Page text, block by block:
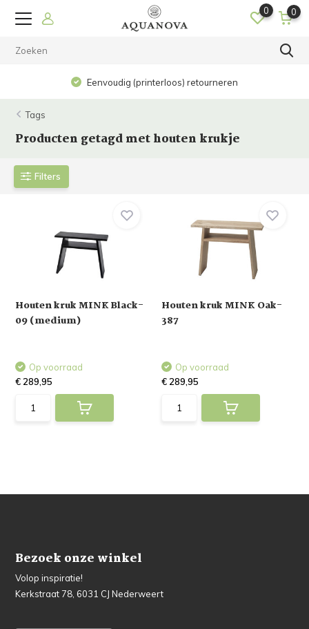
0 0
Eenvoudig (printerloos) retourneren
Tags
Producten getagd met houten krukje
Filters
Houten kruk MINK Black-
09 (medium)
Op voorraad
€ 289,95
Houten kruk MINK Oak-
387
Op voorraad
€ 289,95
Bezoek onze winkel
Volop inspiratie!
Kerkstraat 78, 6031 CJ Nederweert